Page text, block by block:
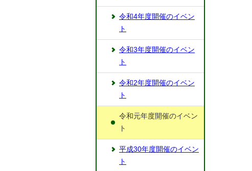
令和4年度開催のイベン
ト
令和3年度開催のイベン
ト
令和2年度開催のイベン
ト
令和元年度開催のイベン
ト
平成30年度開催のイベン
ト